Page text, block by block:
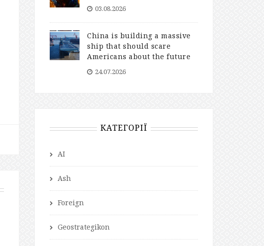
03.08.2026
China is building a massive
ship that should scare
Americans about the future
24.07.2026
КАТЕГОРІЇ
AI
Ash
Foreign
Geostrategikon